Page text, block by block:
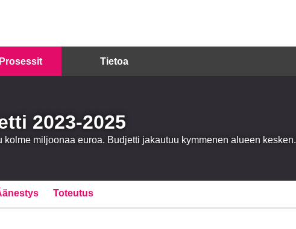
Prosessit Tietoa
2023-2025
kolme miljoonaa euroa. Budjetti jakautuu kymmenen alueen kesken.
Toteutus